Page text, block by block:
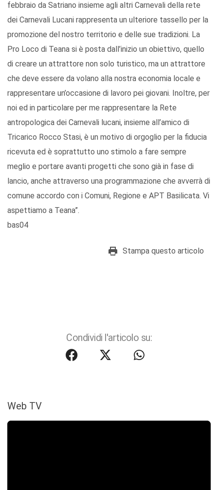
febbraio da Satriano insieme agli altri Carnevali della rete
dei Carnevali Lucani rappresenta un ulteriore tassello per la
promozione del nostro territorio e delle sue tradizioni. La
Pro Loco di Teana si è posta dall’inizio un obiettivo, quello
di creare un attrattore non solo turistico, ma un attrattore
che deve essere da volano alla nostra economia locale e
rappresentare un’occasione di lavoro pei giovani. Inoltre, per
noi ed in particolare per me rappresentare la Rete
antropologica dei Carnevali lucani, insieme all’amico di
Tricarico Rocco Stasi, è un motivo di orgoglio per la fiducia
ricevuta ed è soprattutto uno stimolo a fare sempre
meglio e portare avanti progetti che sono già in fase di
lancio, anche attraverso una programmazione che avverrà di
comune accordo con i Comuni, Regione e APT Basilicata. Vi
aspettiamo a Teana”.
bas04
Stampa questo articolo
Condividi l'articolo su:
Web TV